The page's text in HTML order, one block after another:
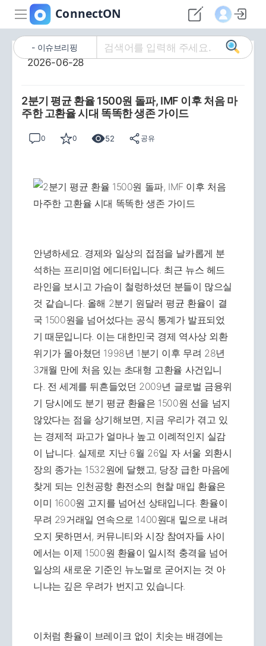
이슈브리핑
2026-06-28
2분기 평균 환율 1500원 돌파, IMF 이후 처음 마
주한 고환율 시대 똑똑한 생존 가이드
0 0 52 공유
안녕하세요. 경제와 일상의 접점을 날카롭게 분
석하는 프리미엄 에디터입니다. 최근 뉴스 헤드
라인을 보시고 가슴이 철렁하셨던 분들이 많으실
것 같습니다. 올해 2분기 원달러 평균 환율이 결
국 1500원을 넘어섰다는 공식 통계가 발표되었
기 때문입니다. 이는 대한민국 경제 역사상 외환
위기가 몰아쳤던 1998년 1분기 이후 무려 28년
3개월 만에 처음 있는 초대형 고환율 사건입니
다. 전 세계를 뒤흔들었던 2009년 글로벌 금융위
기 당시에도 분기 평균 환율은 1500원 선을 넘지
않았다는 점을 상기해보면, 지금 우리가 겪고 있
는 경제적 파고가 얼마나 높고 이례적인지 실감
이 납니다. 실제로 지난 6월 26일 자 서울 외환시
장의 종가는 1532원에 달했고, 당장 급한 마음에
찾게 되는 인천공항 환전소의 현찰 매입 환율은
이미 1600원 고지를 넘어선 상태입니다. 환율이
무려 29거래일 연속으로 1400원대 밑으로 내려
오지 못하면서, 커뮤니티와 시장 참여자들 사이
에서는 이제 1500원 환율이 일시적 충격을 넘어
일상의 새로운 기준인 뉴노멀로 굳어지는 것 아
니냐는 깊은 우려가 번지고 있습니다.
이처럼 환율이 브레이크 없이 치솟는 배경에는